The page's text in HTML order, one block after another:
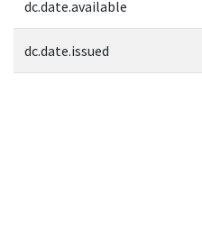
dc.date.available
dc.date.issued